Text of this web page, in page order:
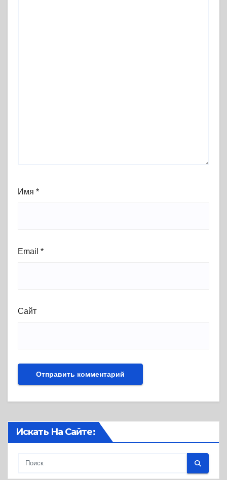
Имя *
Email *
Сайт
Искать На Сайте: